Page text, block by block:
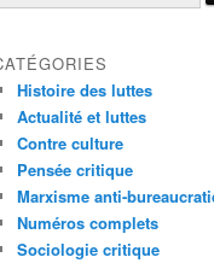
Histoire des luttes
Actualité et luttes
Contre culture
Pensée critique
Marxisme anti-
Numéros complets
Sociologie critique